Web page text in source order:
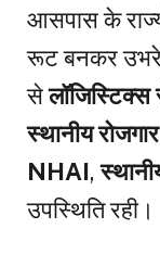
आसपास के
रूट बनकर
से
स्थानीय रोजगार
NHAI,
उपस्थिति रही।